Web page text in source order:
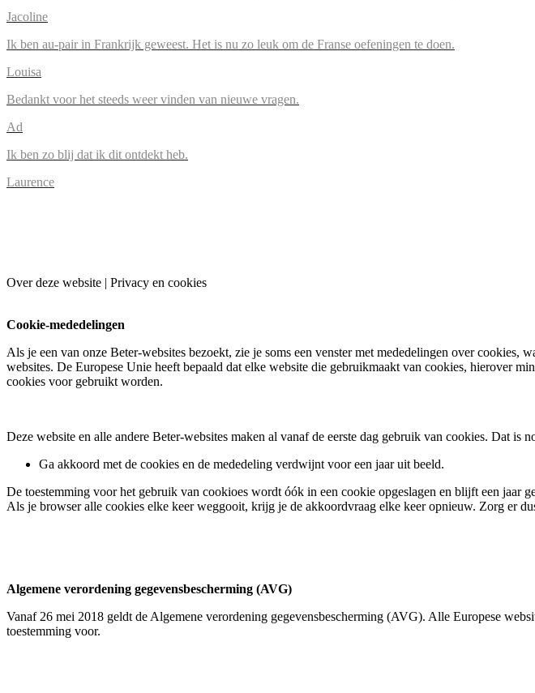
Jacoline
Ik ben au-pair in Frankrijk geweest. Het is nu zo leuk om de Franse oefeningen te doen.
Louisa
Bedankt voor het steeds weer vinden van nieuwe vragen.
Ad
Ik ben zo blij dat ik dit ontdekt heb.
Laurence
Over deze website | Privacy en cookies
Cookie-mededelingen
Als je een van onze Beter-websites bezoekt, zie je soms een venster met mededelingen over
websites. De Europese Unie heeft bepaald dat elke website die gebruikmaakt van cookies, hierover
cookies voor gebruikt worden.
Deze website en alle andere Beter-websites maken al vanaf de eerste dag gebruik van cookies. Dat is
Ga akkoord met de cookies en de mededeling verdwijnt voor een jaar uit beeld.
De toestemming voor het gebruik van cookioes wordt óók in een cookie opgeslagen en blijft een jaar
Als je browser alle cookies elke keer weggooit, krijg je de akkoordvraag elke keer opnieuw. Zorg er
Algemene verordening gegevensbescherming (AVG)
Vanaf 26 mei 2018 geldt de Algemene verordening gegevensbescherming (AVG). Alle Europese
toestemming voor.